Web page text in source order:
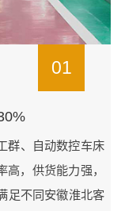
01
群、自动数控车床
，供货能力强，
足不同安徽淮北客